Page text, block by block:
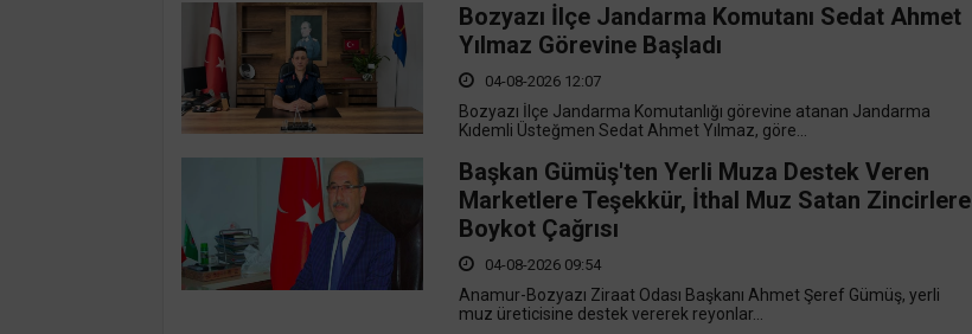
Bozyazı İlçe Jandarma Komutanı Sedat Ahmet
Yılmaz Görevine Başladı
04-08-2026 12:07
Bozyazı İlçe Jandarma Komutanlığı görevine atanan Jandarma
Kıdemli Üsteğmen Sedat Ahmet Yılmaz, göre...
Başkan Gümüş'ten Yerli Muza Destek Veren
Marketlere Teşekkür, İthal Muz Satan Zincirlere
Boykot Çağrısı
04-08-2026 09:54
Anamur-Bozyazı Ziraat Odası Başkanı Ahmet Şeref Gümüş, yerli
muz üreticisine destek vererek reyonlar...